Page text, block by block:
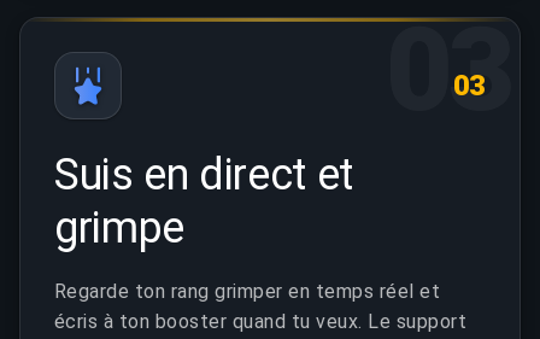
03
03
Suis en direct et
grimpe
Regarde ton rang grimper en temps réel et
écris à ton booster quand tu veux. Le support